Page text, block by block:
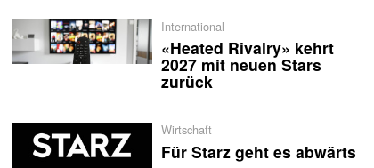
International
«Heated Rivalry» kehrt
2027 mit neuen Stars
zurück
Wirtschaft
Für Starz geht es abwärts